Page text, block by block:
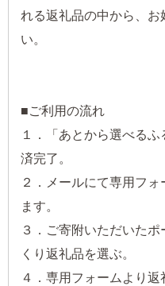
れる返礼品の中から、お
い。
■ご利用の流れ
１．「あとから選べる
済完了。
２．メールにて専用フ
ます。
３．ご寄附いただいた
くり返礼品を選ぶ。
４．専用フォームより返